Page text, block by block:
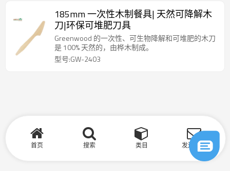
185mm 一次性木制餐具| 天然可降解木
刀|环保可堆肥刀具
Greenwood 的一次性、可生物降解和可堆肥的木刀
是 100% 天然的，由桦木制成。
型号:GW-2403
首页 搜索 类目 发送询盘